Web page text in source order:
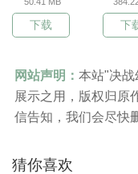
下载 下
网站声明： 本站"决战
展示之用，版权归原
信告知，我们会尽快
猜你喜欢